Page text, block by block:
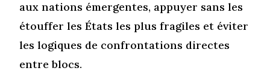
aux nations émergentes, appuyer sans les
étouffer les États les plus fragiles et éviter
les logiques de confrontations directes
entre blocs.